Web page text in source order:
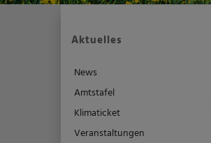
Aktuelles
News
Amtstafel
Klimaticket
Veranstaltungen